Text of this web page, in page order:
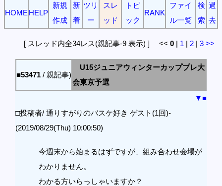
HOME HELP
新規
作成
新
着
ツリ
ー
スレ
ッド
トピ
ック
RANK
ファイ
ル一覧
検
索
過
去
[ スレッド内全34レス(親記事-9 表示) ] << 0 | 1 | 2 | 3 >>
■53471 / 親記事)
U15ジュニアウィンターカッププレ大
会東京予選
▼■
□投稿者/ 通りすがりのバスケ好き ゲスト(1回)-
(2019/08/29(Thu) 10:00:50)
今週末から始まるはずですが、組み合わせ会場が
わかりません。
わかる方いらっしゃいますか？